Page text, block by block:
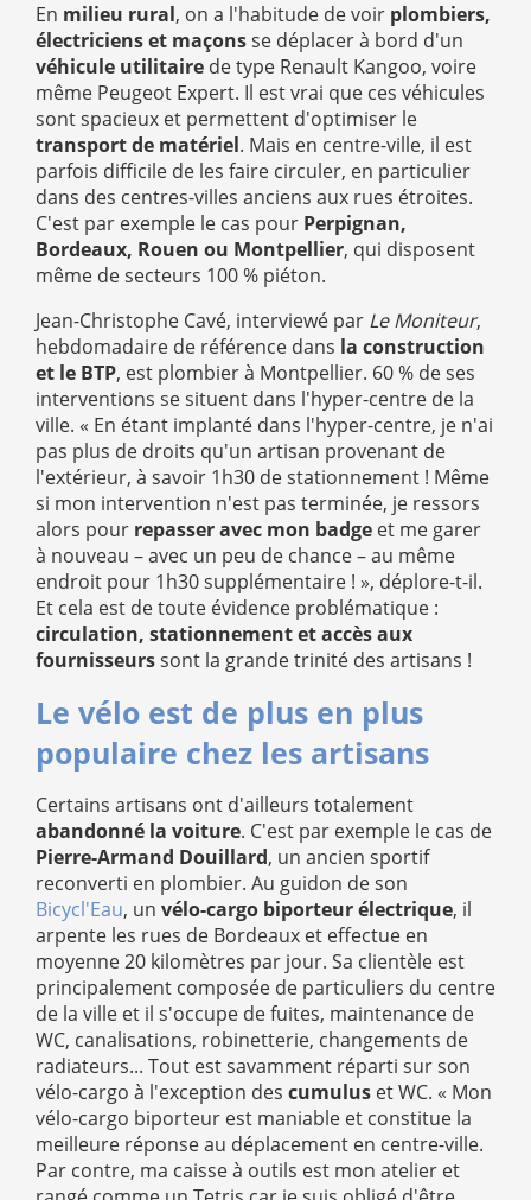
En milieu rural, on a l'habitude de voir plombiers,
électriciens et maçonsse déplacer à bord d'un
véhicule utilitaire de type Renault Kangoo, voire
même Peugeot Expert. Il est vrai que ces véhicules
sont spacieux et permettent d'optimiser le
transport de matériel. Mais en centre-ville, il est
parfois difficile de les faire circuler, en particulier
dans des centres-villes anciens aux rues étroites.
C'est par exemple le cas pour Perpignan,
Bordeaux, Rouen ou Montpellier, qui disposent
même de secteurs 100 % piéton.
Jean-Christophe Cavé, interviewé par Le Moniteur,
hebdomadaire de référence dans la construction
et le BTP, est plombier à Montpellier. 60 % de ses
interventions se situent dans l'hyper-centre de la
ville. « En étant implanté dans l'hyper-centre, je n'ai
pas plus de droits qu'un artisan provenant de
l'extérieur, à savoir 1h30 de stationnement ! Même
si mon intervention n'est pas terminée, je ressors
alors pour repasser avec mon badge et me garer
à nouveau – avec un peu de chance – au même
endroit pour 1h30 supplémentaire ! », déplore-t-il.
Et cela est de toute évidence problématique :
circulation, stationnement et accès aux
fournisseurssont la grande trinité des artisans !
Le vélo est de plus en plus
populaire chez les artisans
Certains artisans ont d'ailleurs totalement
abandonné la voiture. C'est par exemple le cas de
Pierre-Armand Douillard, un ancien sportif
reconverti en plombier. Au guidon de son
Bicycl'Eau, un vélo-cargo biporteur électrique, il
arpente les rues de Bordeaux et effectue en
moyenne 20 kilomètres par jour. Sa clientèle est
principalement composée de particuliers du centre
de la ville et il s'occupe de fuites, maintenance de
WC, canalisations, robinetterie, changements de
radiateurs... Tout est savamment réparti sur son
vélo-cargo à l'exception des cumulus et WC. « Mon
vélo-cargo biporteur est maniable et constitue la
meilleure réponse au déplacement en centre-ville.
Par contre, ma caisse à outils est mon atelier et